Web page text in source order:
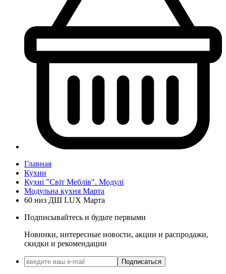
Главная
Кухни
Кухні "Світ Меблів". Модулі
Модульна кухня Марта
60 низ ДШ LUX Марта
Подписывайтесь и будьте первыми
Новинки, интересные новости, акции и распродажи,
скидки и рекомендации
Подписаться